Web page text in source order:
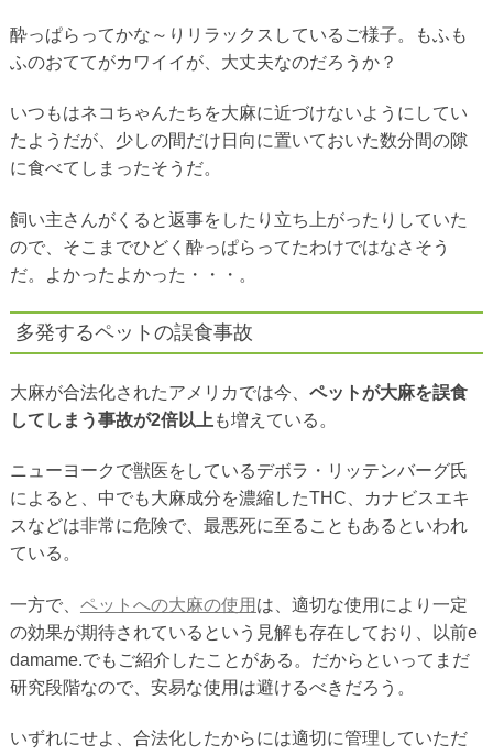
酔っぱらってかな～りリラックスしているご様子。もふも
ふのおててがカワイイが、大丈夫なのだろうか？
いつもはネコちゃんたちを大麻に近づけないようにしてい
たようだが、少しの間だけ日向に置いておいた数分間の隙
に食べてしまったそうだ。
飼い主さんがくると返事をしたり立ち上がったりしていた
ので、そこまでひどく酔っぱらってたわけではなさそう
だ。よかったよかった・・・。
多発するペットの誤食事故
大麻が合法化されたアメリカでは今、 ペットが大麻を誤食
してしまう事故が2倍以上 も増えている。
ニューヨークで獣医をしているデボラ・リッテンバーグ氏
によると、中でも大麻成分を濃縮したTHC、カナビスエキ
スなどは非常に危険で、最悪死に至ることもあるといわれ
ている。
一方で、 ペットへの大麻の使用 は、適切な使用により一定
の効果が期待されているという見解も存在しており、以前e
damame.でもご紹介したことがある。だからといってまだ
研究段階なので、安易な使用は避けるべきだろう。
いずれにせよ、合法化したからには適切に管理していただ